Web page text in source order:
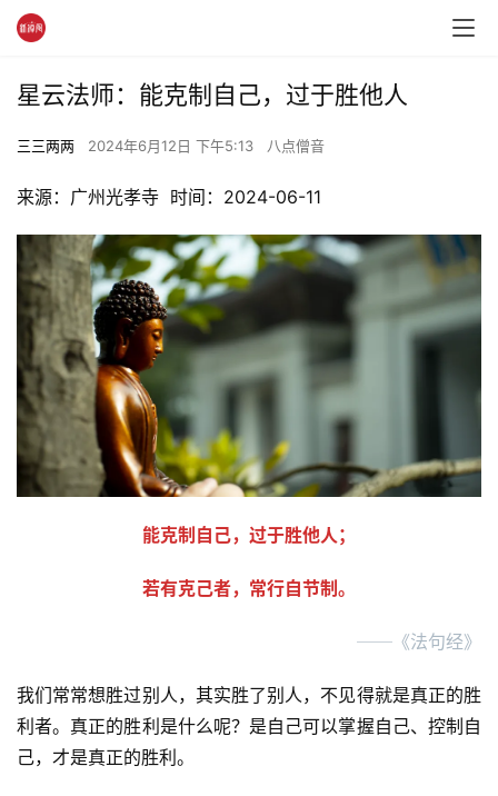
星云法师：能克制自己，过于胜他人
三三两两 2024年6月12日 下午5:13 八点僧音
来源：广州光孝寺  时间：2024-06-11
能克制自己，过于胜他人；
若有克己者，常行自节制。
──《法句经》
我们常常想胜过别人，其实胜了别人，不见得就是真正的胜
利者。真正的胜利是什么呢？是自己可以掌握自己、控制自
己，才是真正的胜利。